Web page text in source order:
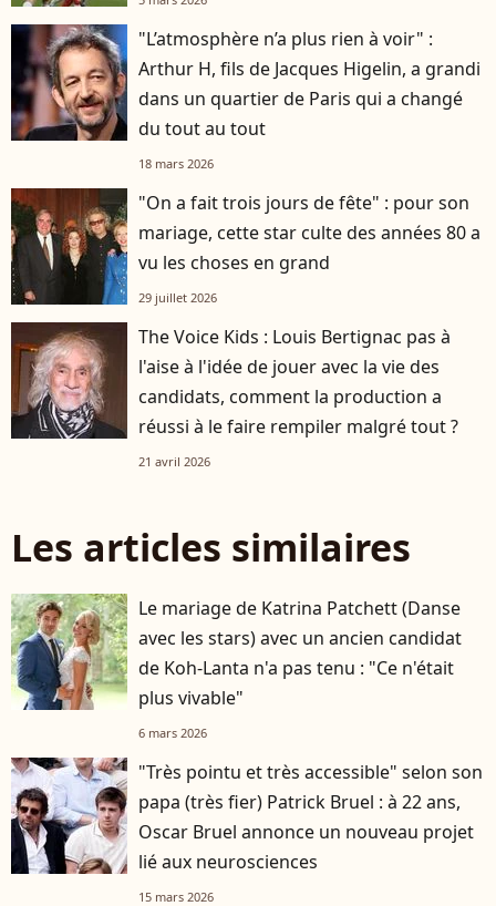
"L’atmosphère n’a plus rien à voir" :
Arthur H, fils de Jacques Higelin, a grandi
dans un quartier de Paris qui a changé
du tout au tout
18 mars 2026
"On a fait trois jours de fête" : pour son
mariage, cette star culte des années 80 a
vu les choses en grand
29 juillet 2026
The Voice Kids : Louis Bertignac pas à
l'aise à l'idée de jouer avec la vie des
candidats, comment la production a
réussi à le faire rempiler malgré tout ?
21 avril 2026
Les articles similaires
Le mariage de Katrina Patchett (Danse
avec les stars) avec un ancien candidat
de Koh-Lanta n'a pas tenu : "Ce n'était
plus vivable"
6 mars 2026
"Très pointu et très accessible" selon son
papa (très fier) Patrick Bruel : à 22 ans,
Oscar Bruel annonce un nouveau projet
lié aux neurosciences
15 mars 2026